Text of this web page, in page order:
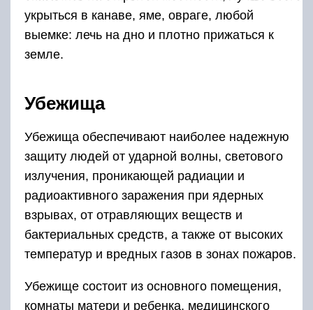
укрыться в канаве, яме, овраге, любой
выемке: лечь на дно и плотно прижаться к
земле.
Убежища
Убежища обеспечивают наиболее надежную
защиту людей от ударной волны, светового
излучения, проникающей радиации и
радиоактивного заражения при ядерных
взрывах, от отравляющих веществ и
бактериальных средств, а также от высоких
температур и вредных газов в зонах пожаров.
Убежище состоит из основного помещения,
комнаты матери и ребенка, медицинского